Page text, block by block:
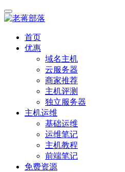
首页
优惠
域名主机
云服务器
商家推荐
主机评测
独立服务器
主机运维
基础运维
运维笔记
主机教程
前端笔记
免费资源